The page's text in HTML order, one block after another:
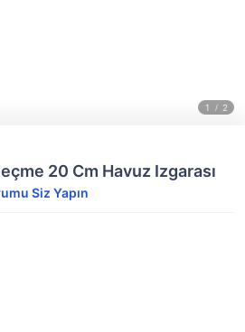
20 Cm Havuz Izgarası
Siz Yapın